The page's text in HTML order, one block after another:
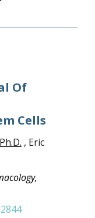
Of
Cells
, Eric